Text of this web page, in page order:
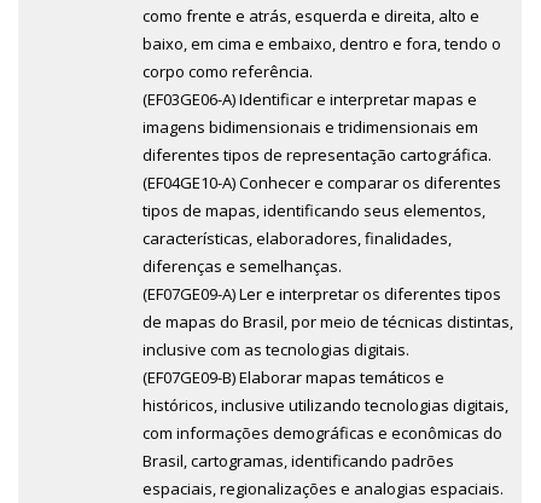
como frente e atrás, esquerda e direita, alto e
baixo, em cima e embaixo, dentro e fora, tendo o
corpo como referência.
(EF03GE06-A) Identificar e interpretar mapas e
imagens bidimensionais e tridimensionais em
diferentes tipos de representação cartográfica.
(EF04GE10-A) Conhecer e comparar os diferentes
tipos de mapas, identificando seus elementos,
características, elaboradores, finalidades,
diferenças e semelhanças.
(EF07GE09-A) Ler e interpretar os diferentes tipos
de mapas do Brasil, por meio de técnicas distintas,
inclusive com as tecnologias digitais.
(EF07GE09-B) Elaborar mapas temáticos e
históricos, inclusive utilizando tecnologias digitais,
com informações demográficas e econômicas do
Brasil, cartogramas, identificando padrões
espaciais, regionalizações e analogias espaciais.